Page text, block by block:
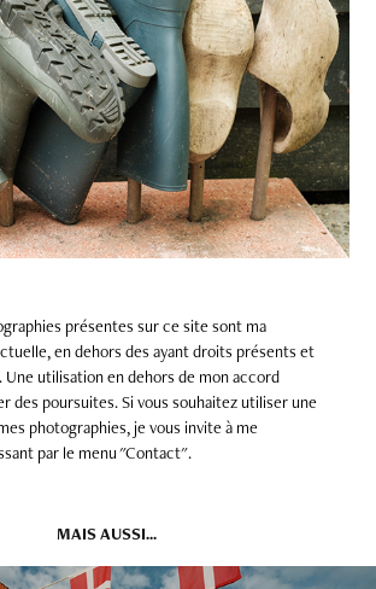
présentes sur ce site sont ma
en dehors des ayant droits présents et
Une utilisation en dehors de mon accord
des poursuites. Si vous souhaitez utiliser une
photographies, je vous invite à me
par le menu "Contact".
MAIS AUSSI...